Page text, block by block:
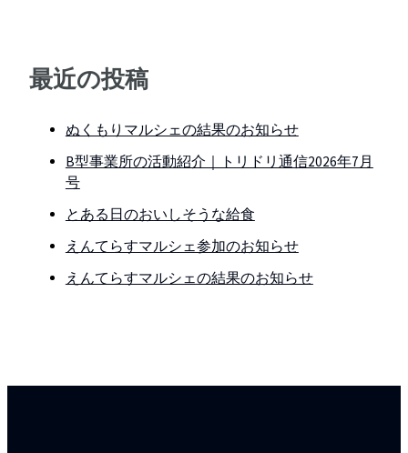
最近の投稿
ぬくもりマルシェの結果のお知らせ
B型事業所の活動紹介｜トリドリ通信2026年7月
号
とある日のおいしそうな給食
えんてらすマルシェ参加のお知らせ
えんてらすマルシェの結果のお知らせ